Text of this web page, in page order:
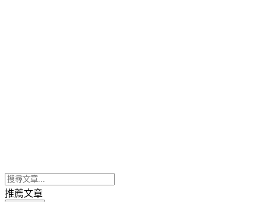
推薦文章